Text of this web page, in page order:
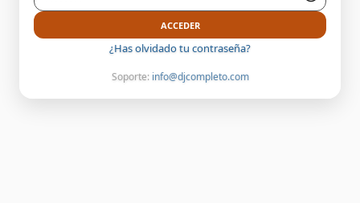
ACCEDER
¿Has olvidado tu contraseña?
Soporte: info@djcompleto.com